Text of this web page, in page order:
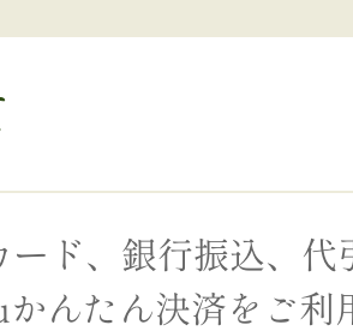
ド、銀行振込、代
んたん決済をご利